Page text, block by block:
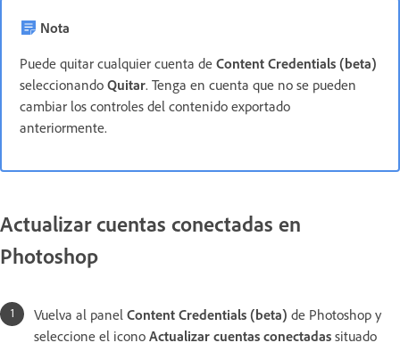
Nota
Puede quitar cualquier cuenta de Content Credentials (beta)
seleccionando Quitar. Tenga en cuenta que no se pueden
cambiar los controles del contenido exportado
anteriormente.
Actualizar cuentas conectadas en
Photoshop
Vuelva al panel Content Credentials (beta) de Photoshop y
seleccione el icono Actualizar cuentas conectadas situado